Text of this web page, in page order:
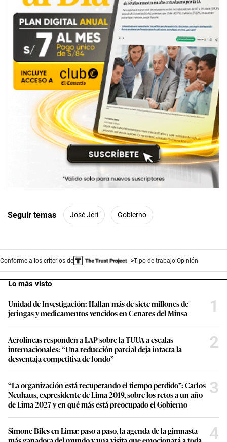
Seguir temas José Jerí Gobierno
Conforme a los criterios de Tipo de trabajo:Opinión
Lo más visto
Unidad de Investigación: Hallan más de siete millones de
jeringas y medicamentos vencidos en Cenares del Minsa
1
Aerolíneas responden a LAP sobre la TUUA a escalas
internacionales: “Una reducción parcial deja intacta la
desventaja competitiva de fondo”
2
“La organización está recuperando el tiempo perdido”: Carlos
Neuhaus, expresidente de Lima 2019, sobre los retos a un año
de Lima 2027 y en qué más está preocupado el Gobierno
3
Simone Biles en Lima: paso a paso, la agenda de la gimnasta
4